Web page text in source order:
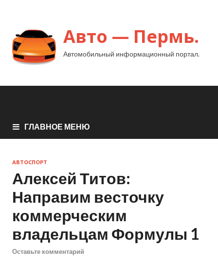
Авто — Пермь.
Автомобильный информационный портал.
ГЛАВНОЕ МЕНЮ
АВТОСПОРТ
Алексей Титов:
Направим весточку
коммерческим
владельцам Формулы 1
Оставьте комментарий